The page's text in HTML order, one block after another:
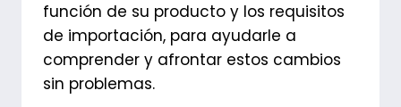
función de su producto y los requisitos
de importación, para ayudarle a
comprender y afrontar estos cambios
sin problemas.